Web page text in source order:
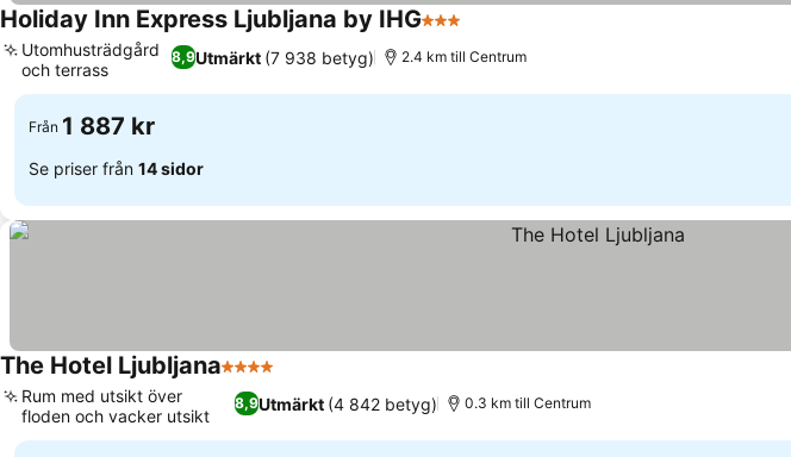
Holiday Inn Express Ljubljana by IHG3 Stjärnor
8,9Utmärkt (7 938 betyg)
Utomhusträdgård
och terrass
2.4 km till Centrum
Från 1 887 kr
Se priser från 14 sidor
The Hotel Ljubljana4 Stjärnor
8,9Utmärkt (4 842 betyg)
Rum med utsikt över
floden och vacker utsikt
0.3 km till Centrum